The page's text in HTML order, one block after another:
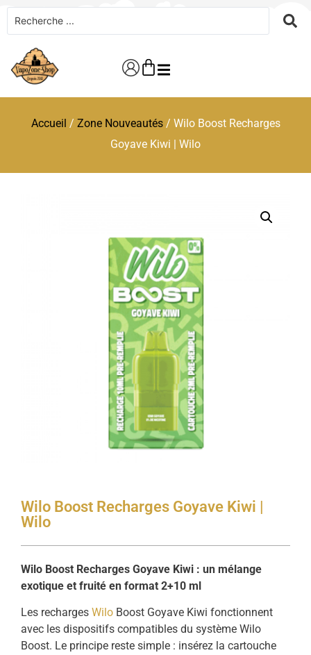
Accueil / Zone Nouveautés/ Wilo Boost Recharges
Goyave Kiwi | Wilo
Wilo Boost Recharges Goyave Kiwi |
Wilo
Wilo Boost Recharges Goyave Kiwi : un mélange
exotique et fruité en format 2+10 ml
Les recharges Wilo Boost Goyave Kiwi fonctionnent
avec les dispositifs compatibles du système Wilo
Boost. Le principe reste simple : insérez la cartouche